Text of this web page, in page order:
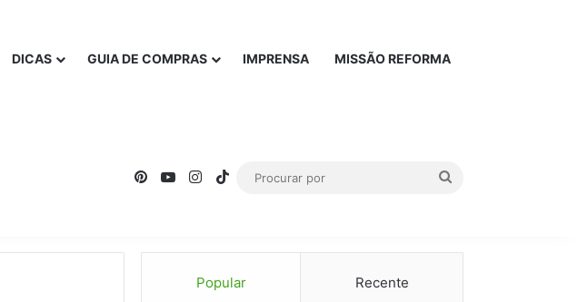
DICAS GUIA DE COMPRAS IMPRENSA MISSÃO REFORMA
PinterestYouTubeInstagram
TikTok
Popular Recente